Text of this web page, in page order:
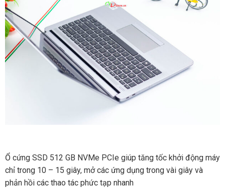
Ổ cứng SSD 512 GB NVMe PCIe giúp tăng tốc khởi động máy
chỉ trong 10 – 15 giây, mở các ứng dụng trong vài giây và
phản hồi các thao tác phức tạp nhanh